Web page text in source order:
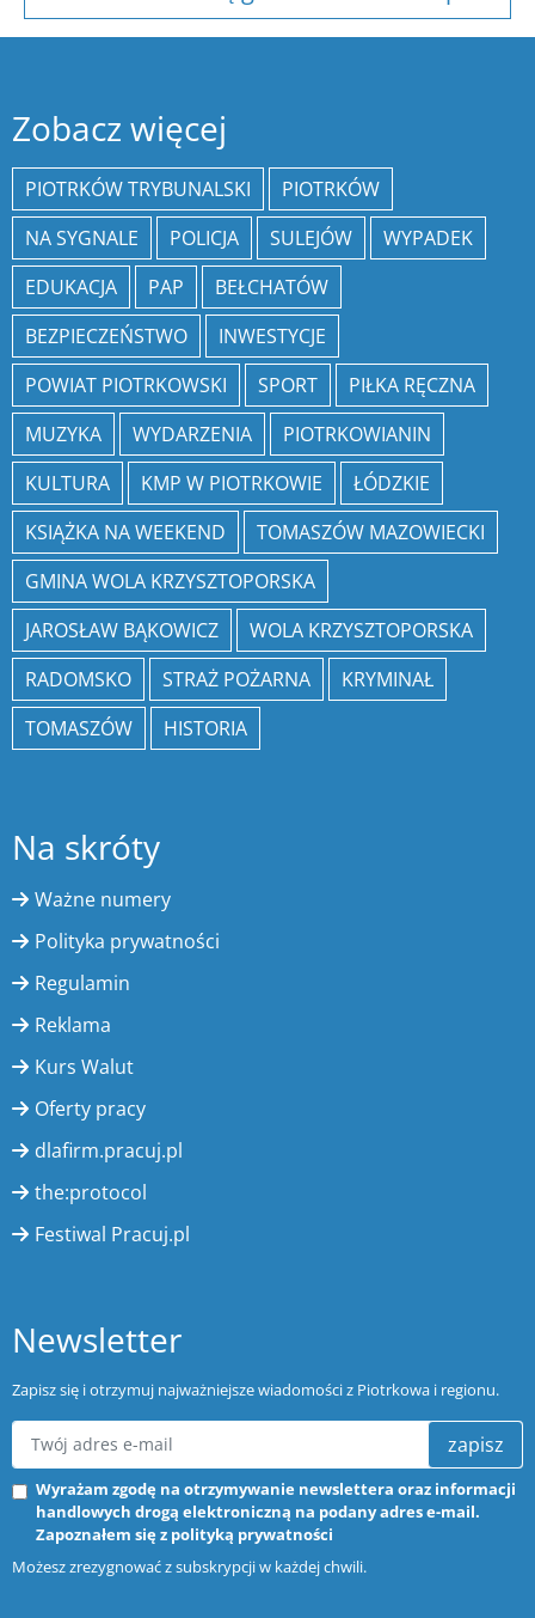
Zobacz więcej
PIOTRKÓW TRYBUNALSKI
PIOTRKÓW
NA SYGNALE
POLICJA SULEJÓW
WYPADEK
EDUKACJA
PAP
BEŁCHATÓW
BEZPIECZEŃSTWO
INWESTYCJE
POWIAT PIOTRKOWSKI
SPORT
PIŁKA RĘCZNA
MUZYKA
WYDARZENIA
PIOTRKOWIANIN
KULTURA
KMP W PIOTRKOWIE
ŁÓDZKIE
KSIĄŻKA NA WEEKEND
TOMASZÓW MAZOWIECKI
GMINA WOLA KRZYSZTOPORSKA
JAROSŁAW BĄKOWICZ
WOLA KRZYSZTOPORSKA
RADOMSKO
STRAŻ POŻARNA
KRYMINAŁ
TOMASZÓW
HISTORIA
Na skróty
Ważne numery
Polityka prywatności
Regulamin
Reklama
Kurs Walut
Oferty pracy
dlafirm.pracuj.pl
the:protocol
Festiwal Pracuj.pl
Newsletter
Zapisz się i otrzymuj najważniejsze wiadomości z Piotrkowa i regionu.
zapisz
Wyrażam zgodę na otrzymywanie newslettera oraz informacji
handlowych drogą elektroniczną na podany adres e-mail.
Zapoznałem się z polityką prywatności
Możesz zrezygnować z subskrypcji w każdej chwili.